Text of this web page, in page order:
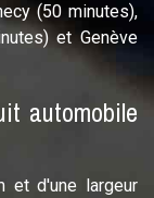
(50 minutes),
et Genève
automobile
et d'une largeur